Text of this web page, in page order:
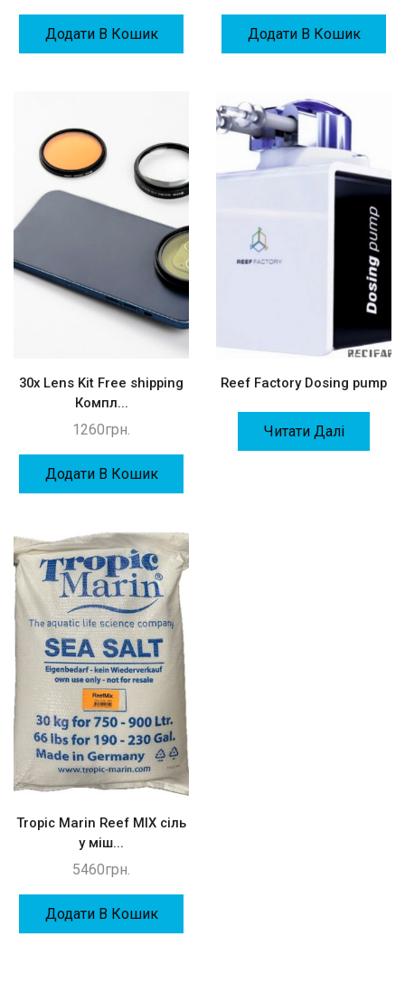
Додати В Кошик Додати В Кошик
30x Lens Kit Free shipping
Компл...
1260грн.
Додати В Кошик
Reef Factory Dosing pump
Читати Далі
Tropic Marin Reef MIX сіль
у міш...
5460грн.
Додати В Кошик